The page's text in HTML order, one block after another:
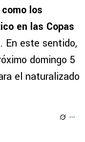
los
en las Copas
En este sentido,
domingo 5
el naturalizado